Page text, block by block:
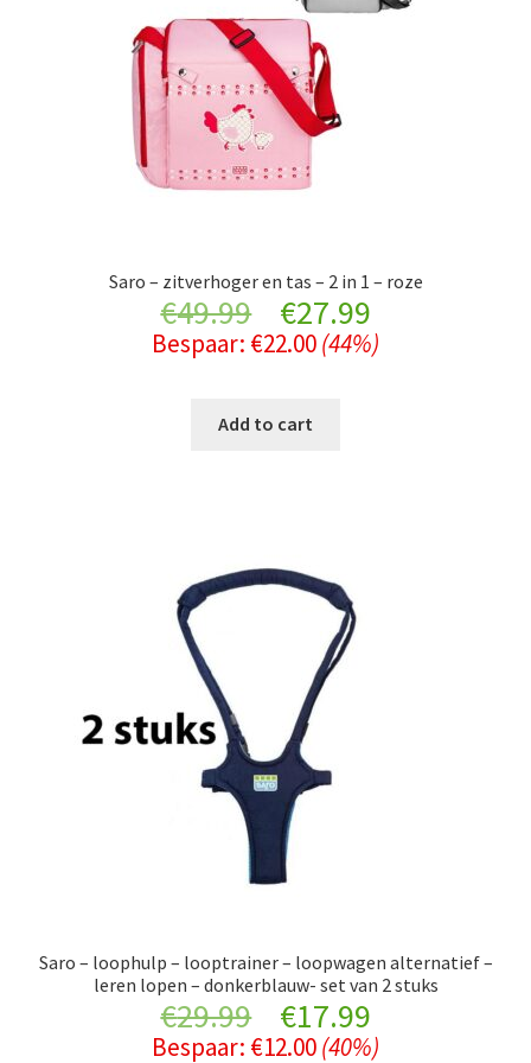
Saro – zitverhoger en tas – 2 in 1 – roze
€49.99
Original
price
was:
€27.99Current
price
Bespaar: €22.00(44%)
Add to cart
Saro – loophulp – looptrainer – loopwagen alternatief –
leren lopen – donkerblauw- set van 2 stuks
€29.99
Original
€17.99Current
Bespaar: €12.00(40%)